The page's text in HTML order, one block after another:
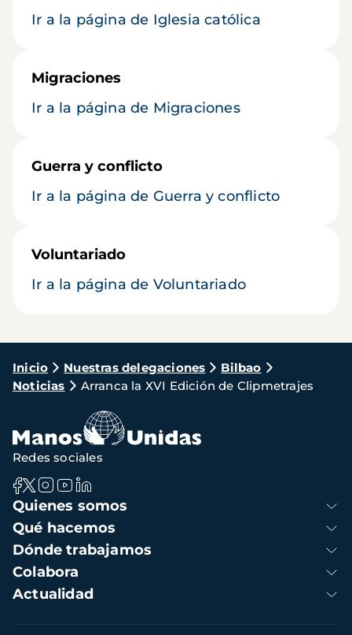
Ir a la página de Iglesia católica
Migraciones
Ir a la página de Migraciones
Guerra y conflicto
Ir a la página de Guerra y conflicto
Voluntariado
Ir a la página de Voluntariado
Ruta
de
navegación
Inicio Nuestras delegaciones
Bilbao
Noticias
Arranca la XVI Edición de Clipmetrajes
Navegación
principal
Quienes somos
Qué hacemos
Dónde trabajamos
Colabora
Actualidad
Redes sociales